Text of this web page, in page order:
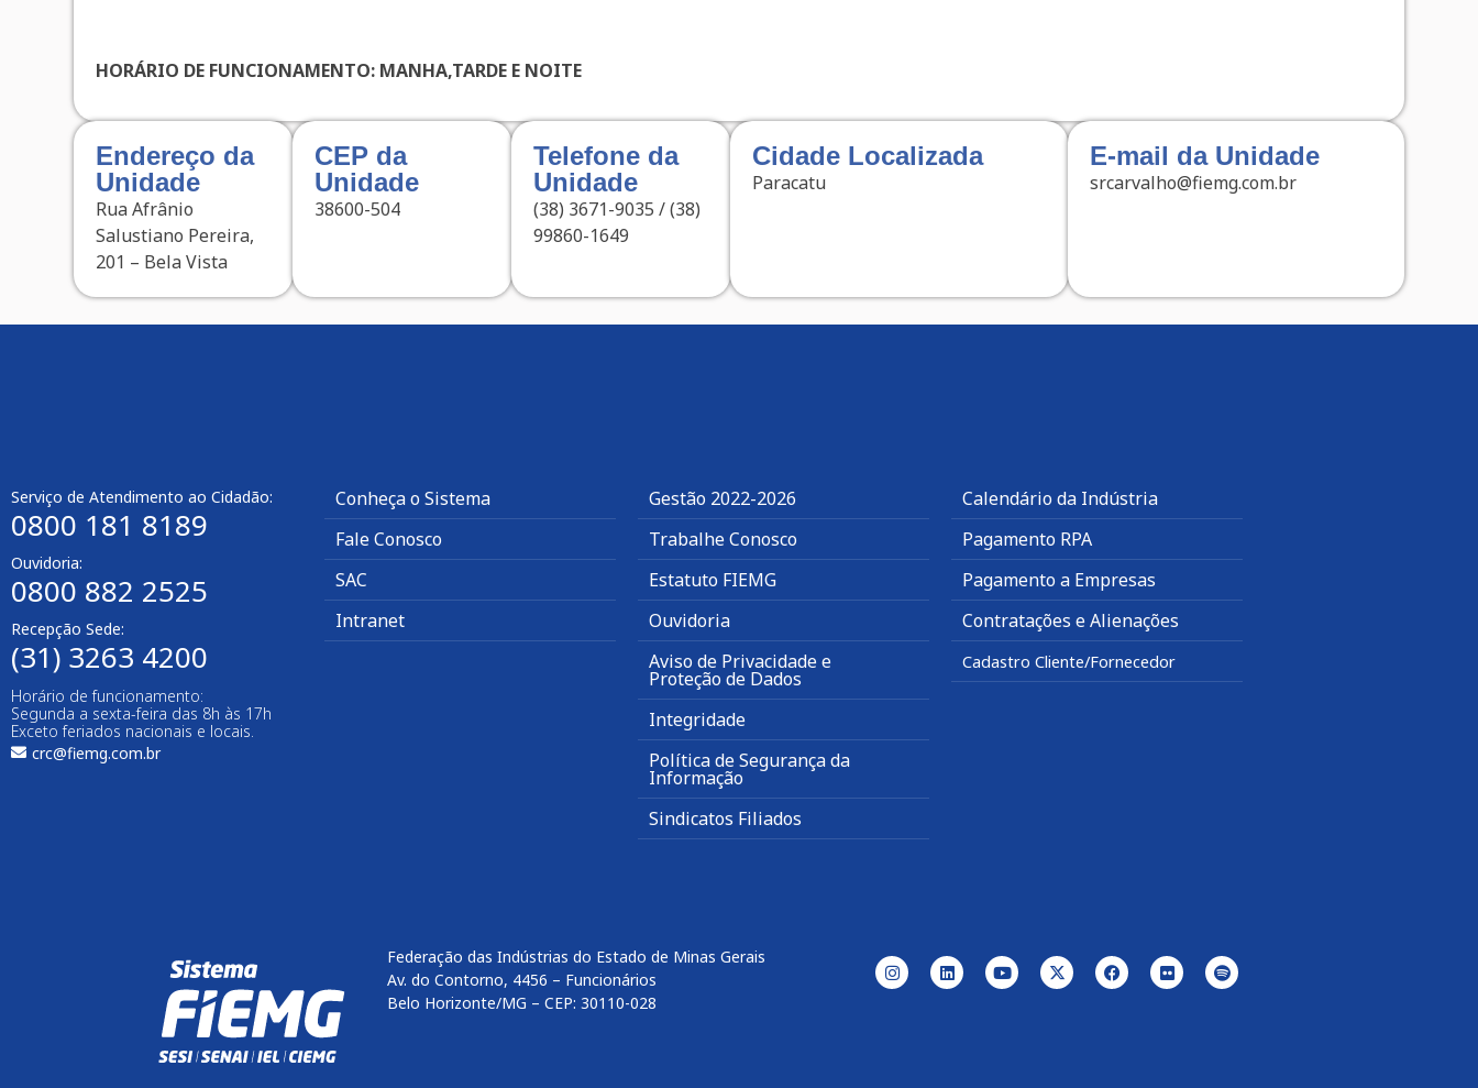
HORÁRIO DE FUNCIONAMENTO: MANHA,TARDE E NOITE
Endereço da
Unidade
Rua Afrânio
Salustiano Pereira,
201 – Bela Vista
CEP da
Unidade
38600-504
Telefone da
Unidade
(38) 3671-9035 / (38)
99860-1649
Cidade Localizada
Paracatu
E-mail da Unidade
srcarvalho@fiemg.com.br
Serviço de Atendimento ao Cidadão:
0800 181 8189
Ouvidoria:
0800 882 2525​
Recepção Sede:
(31) 3263 4200
Horário de funcionamento:
Segunda a sexta-feira das 8h às 17h
Exceto feriados nacionais e locais.
crc@fiemg.com.br
Conheça o Sistema
Fale Conosco
SAC
Intranet
Gestão 2022-2026
Trabalhe Conosco
Estatuto FIEMG
Ouvidoria
Aviso de Privacidade e
Proteção de Dados
Integridade
Política de Segurança da
Informação
Sindicatos Filiados
Calendário da Indústria
Pagamento RPA
Pagamento a Empresas
Contratações e Alienações
Cadastro Cliente/Fornecedor
Federação das Indústrias do Estado de Minas Gerais
Av. do Contorno, 4456 – Funcionários
Belo Horizonte/MG – CEP: 30110-028